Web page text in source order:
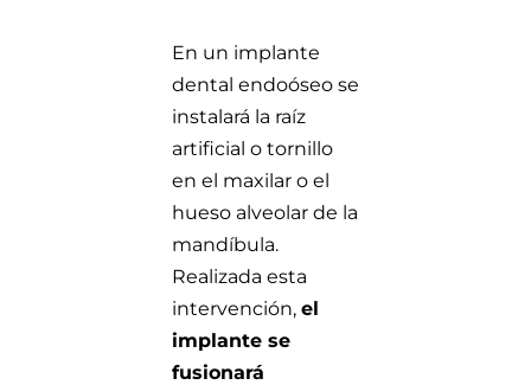
En un implante
dental endoóseo se
instalará la raíz
artificial o tornillo
en el maxilar o el
hueso alveolar de la
mandíbula.
Realizada esta
intervención, el
implante se
fusionará